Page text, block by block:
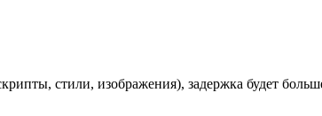
стили, изображения), задержка будет